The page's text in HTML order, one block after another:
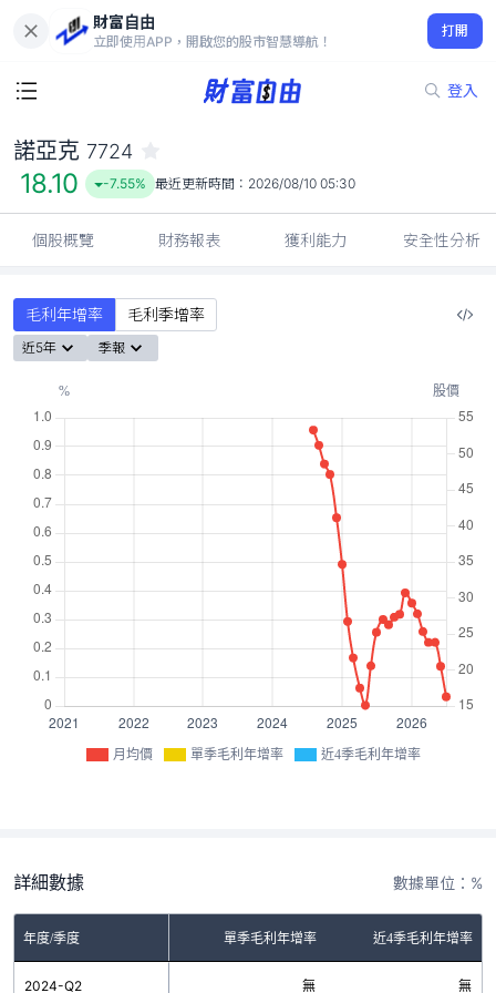
財富自由
立即使用APP，開啟您的股市智慧導航！
打開
登入
18.10
-7.55%
諾亞克 7724
18.10 -7.55% 最近更新時間： 2026/08/10 05:30
個股概覽 財務報表 獲利能力 安全性分析
毛利年增率 毛利季增率
近5年 季報
月均價 單季毛利年增率 近4季毛利年增率
詳細數據 數據單位：%
年度/季度 單季毛利年增率 近4季毛利年增率
2024-Q2 無 無